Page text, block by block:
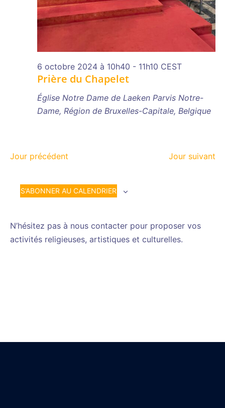
Prière du Chapelet
6 octobre 2024 à 10h40 - 11h10 CEST
Église Notre Dame de Laeken Parvis Notre-
Dame, Région de Bruxelles-Capitale, Belgique
Jour précédent Jour suivant
S’ABONNER AU CALENDRIER
N’hésitez pas à nous contacter pour proposer vos
activités religieuses, artistiques et culturelles.